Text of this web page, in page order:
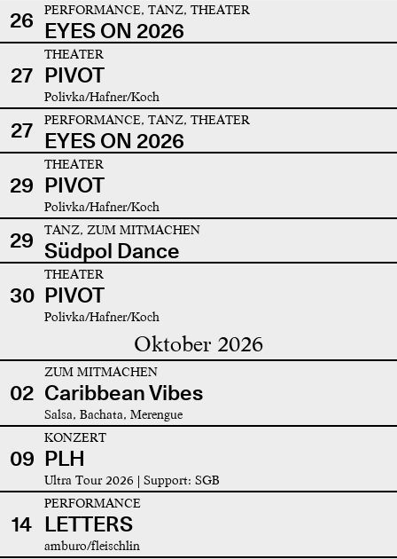
26
PERFORMANCE, TANZ, THEATER
EYES ON 2026
27
THEATER
PIVOT
Polivka/Hafner/Koch
27 PERFORMANCE, TANZ, THEATER
EYES ON 2026
29
THEATER
PIVOT
Polivka/Hafner/Koch
29 TANZ, ZUM MITMACHEN
Südpol Dance
30
THEATER
PIVOT
Polivka/Hafner/Koch
Oktober 2026
02
ZUM MITMACHEN
Caribbean Vibes
Salsa, Bachata, Merengue
09
KONZERT
PLH
Ultra Tour 2026 | Support: SGB
14
PERFORMANCE
LETTERS
amburo/fleischlin